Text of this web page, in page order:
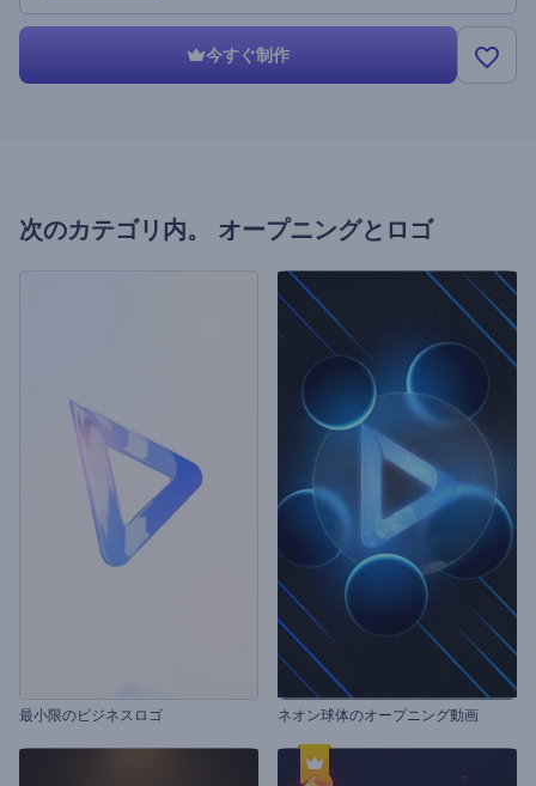
今すぐ制作
次のカテゴリ内。 オープニングとロゴ
最小限のビジネスロゴ ネオン球体のオープニング動画